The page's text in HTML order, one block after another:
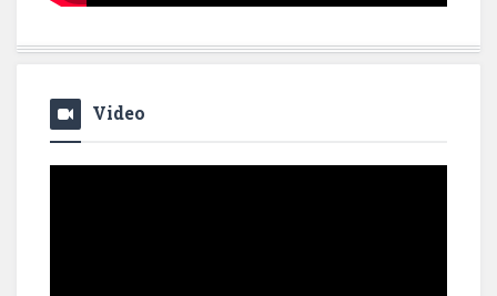
Video